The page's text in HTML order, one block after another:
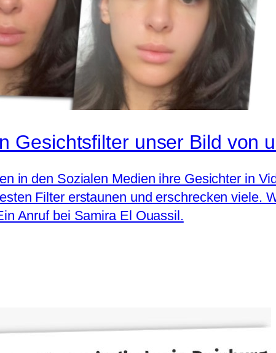
Gesichtsfilter unser Bild von
in den Sozialen Medien ihre Gesichter in
Filter erstaunen und erschrecken viele.
Anruf bei Samira El Ouassil.